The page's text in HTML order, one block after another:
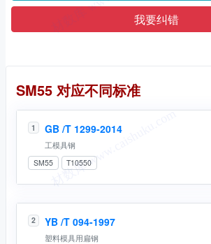
我要纠错
同名标准
SM55 对应不同标准
1 GB /T 1299-2014
工模具钢
SM55 T10550
2 YB /T 094-1997
塑料模具用扁钢